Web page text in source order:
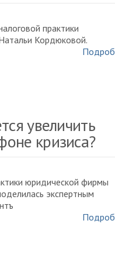
практики
Кордюковой.
увеличить
кризиса?
юридической фирмы
экспертным